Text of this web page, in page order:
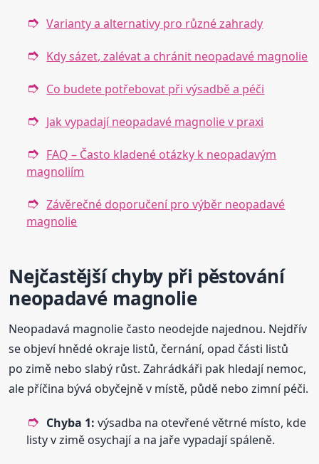
Varianty a alternativy pro různé zahrady
Kdy sázet, zalévat a chránit neopadavé magnolie
Co budete potřebovat při výsadbě a péči
Jak vypadají neopadavé magnolie v praxi
FAQ – Často kladené otázky k neopadavým
magnoliím
Závěrečné doporučení pro výběr neopadavé
magnolie
Nejčastější chyby při pěstování
neopadavé magnolie
Neopadavá magnolie často neodejde najednou. Nejdřív
se objeví hnědé okraje listů, černání, opad části listů
po zimě nebo slabý růst. Zahrádkáři pak hledají nemoc,
ale příčina bývá obyčejně v místě, půdě nebo zimní péči.
Chyba 1: výsadba na otevřené větrné místo, kde
listy v zimě osychají a na jaře vypadají spáleně.